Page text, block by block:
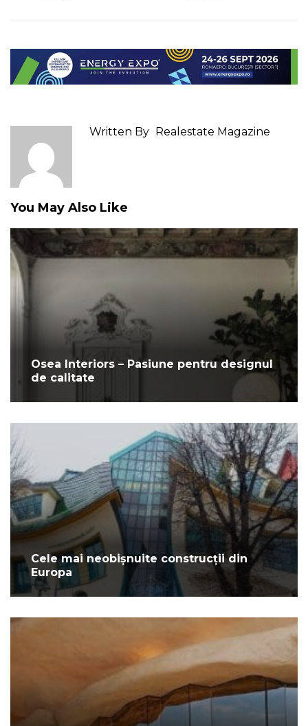
Written By Realestate Magazine
You May Also Like
Osea Interiors – Pasiune pentru designul
de calitate
Cele mai neobișnuite construcții din
Europa